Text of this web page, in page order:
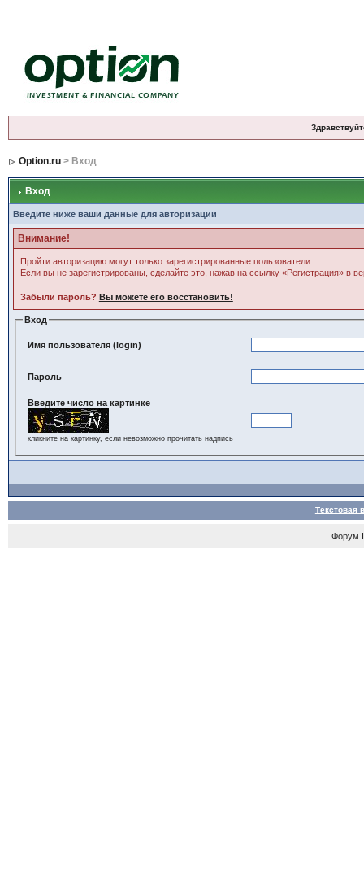
Option.ru> Вход
Вход
Введите ниже ваши данные для авторизации
Внимание!
Пройти авторизацию могут только зарегистрированные пользователи.
Если вы не зарегистрированы, сделайте это, нажав на ссылку «Регистрация» в
Забыли пароль? Вы можете его восстановить!
Вход
Имя пользователя (login)
Пароль
Введите число на картинке
кликните на картинку, если невозможно прочитать надпись
Текстовая
Форум